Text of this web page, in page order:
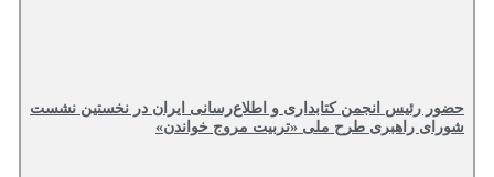
حضور رئیس انجمن کتابداری و اطلاع‌رسانی ایران در نخستین نشست
شورای راهبری طرح ملی «تربیت مروج خواندن»